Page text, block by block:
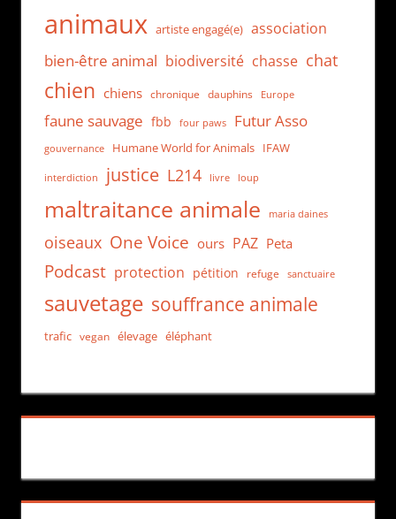
animaux artiste engagé(e) association
bien-être animal biodiversité chasse chat
chien chiens chronique dauphins Europe
faune sauvage fbb four paws Futur Asso
gouvernance Humane World for Animals IFAW
interdiction justice L214 livre loup
maltraitance animale maria daines
oiseaux One Voice ours PAZ Peta
Podcast protection pétition refuge sanctuaire
sauvetage souffrance animale
trafic vegan élevage éléphant